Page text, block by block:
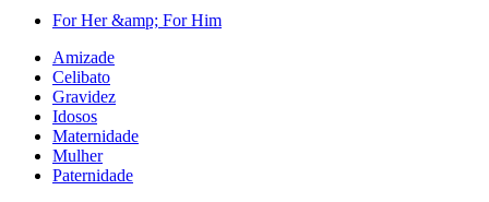
For Her &amp; For Him
Amizade
Celibato
Gravidez
Idosos
Maternidade
Mulher
Paternidade